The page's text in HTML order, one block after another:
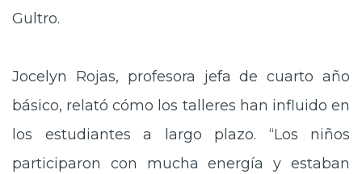
Gultro.
Jocelyn Rojas, profesora jefa de cuarto año
básico, relató cómo los talleres han influido en
los estudiantes a largo plazo. “Los niños
participaron con mucha energía y estaban